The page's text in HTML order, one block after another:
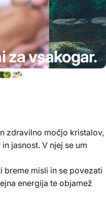
zavsakogar.
da se ustavijo. Čas, da
da naredijo korak naprej,
zdravilno močjo kristalov,
jasnost. V njej se um
breme misli in se povezati
energija te objamež